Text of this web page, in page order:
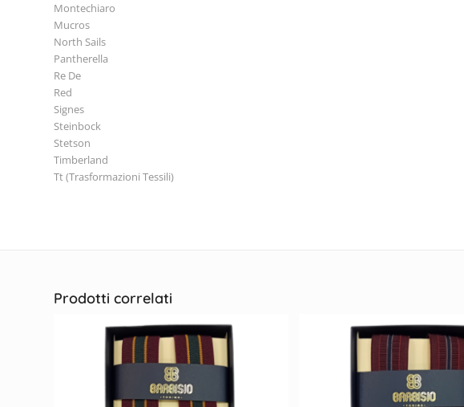
Montechiaro
Mucros
North Sails
Pantherella
Re De
Red
Signes
Steinbock
Stetson
Timberland
Tt (Trasformazioni Tessili)
Prodotti correlati